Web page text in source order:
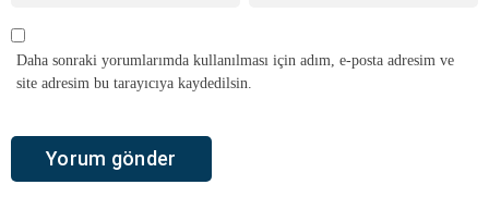
Daha sonraki yorumlarımda kullanılması için adım, e-posta adresim ve
site adresim bu tarayıcıya kaydedilsin.